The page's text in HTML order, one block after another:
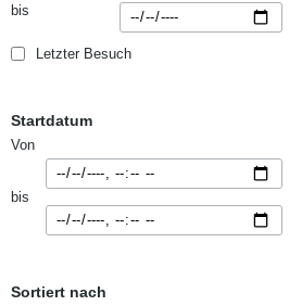
bis
Letzter Besuch
Startdatum
Von
bis
Sortiert nach